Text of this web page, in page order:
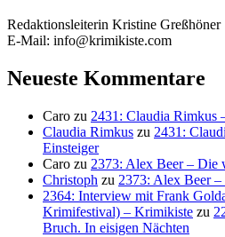
Redaktionsleiterin Kristine Greßhöner
E-Mail: info@krimikiste.com
Neueste Kommentare
Caro zu 2431: Claudia Rimkus
Claudia Rimkus zu 2431:
Einsteiger
Caro zu 2373: Alex Beer – Die
Christoph zu 2373: Alex Beer
2364: Interview mit Frank
Krimifestival) – Krimikiste zu
Bruch. In eisigen Nächten